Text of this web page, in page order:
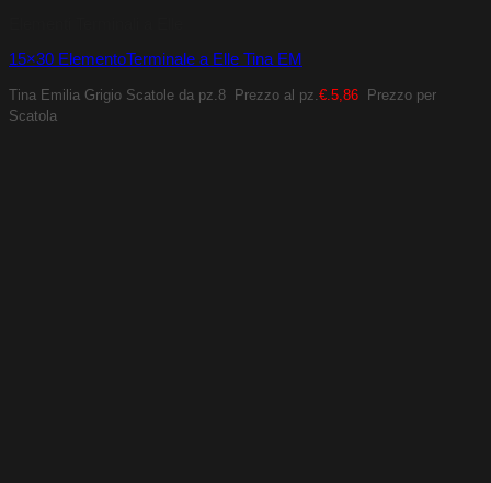
15×30 ElementoTerminale a Elle Tina EM
Tina Emilia Grigio Scatole da pz.8 Prezzo al pz.€.5,86
Prezzo per
Scatola